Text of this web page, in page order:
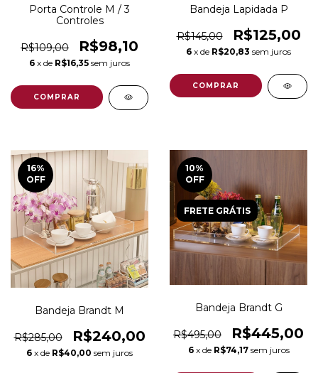
Porta Controle M / 3
Controles
R$109,00 R$98,10
6 x de R$16,35 sem juros
Bandeja Lapidada P
R$145,00 R$125,00
6 x de R$20,83 sem juros
16%
OFF
Bandeja Brandt M
R$285,00 R$240,00
6 x de R$40,00 sem juros
10%
OFF
FRETE GRÁTIS
Bandeja Brandt G
R$495,00 R$445,00
6 x de R$74,17 sem juros